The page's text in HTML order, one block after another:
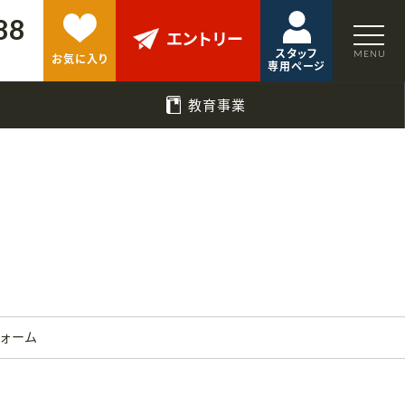
お気に入り
エントリー
スタッフ
専用ページ
教育事業
ーム